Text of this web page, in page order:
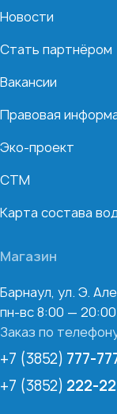
Новости
Стать партнёром
Вакансии
Правовая
Эко-проект
СТМ
Карта состава
Магазин
Барнаул, ул. Э.
пн-вс 8:00 — 20:00
Заказ по
+7 (3852) 777-
+7 (3852) 222-